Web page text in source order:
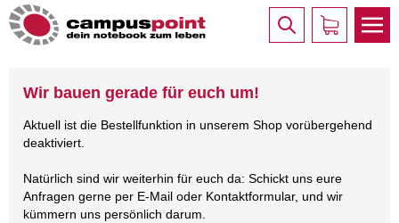
Wir bauen gerade für euch um!
Aktuell ist die Bestellfunktion in unserem Shop vorübergehend
deaktiviert.
Natürlich sind wir weiterhin für euch da: Schickt uns eure
Anfragen gerne per E-Mail oder Kontaktformular, und wir
kümmern uns persönlich darum.